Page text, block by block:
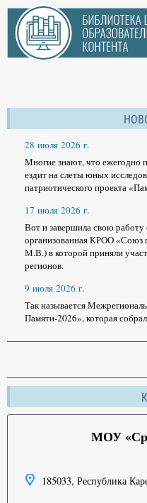
28 июля 2026 г.
Многие знают, что ежегодно
ездит на слеты юных
патриотического проекта
17 июля 2026 г.
Вот и завершила свою
организованная КРОО «Союз
М.В.) в которой приняли
регионов.
9 июля 2026 г.
Так называется
Памяти-2026», которая
МОУ
185033, Республика